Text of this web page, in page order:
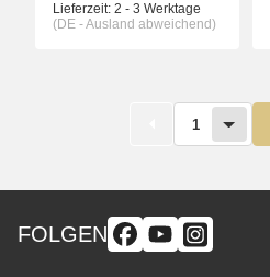
Lieferzeit: 2 - 3 Werktage
(DE - Ausland abweichend)
1
FOLGEN